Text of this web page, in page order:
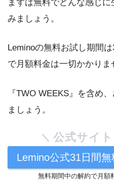
まずは無料でどんな感じ
みましょう。
Leminoの無料お試し期間
で月額料金は一切かかりま
『TWO WEEKS』を含め
ましょう。
公式サイ
Lemino公式31日間
無料期間中の解約で月額